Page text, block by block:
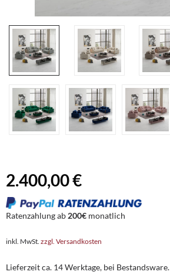
2.400,00 €
Ratenzahlung ab 200€ monatlich
inkl. MwSt. zzgl. Versandkosten
Lieferzeit ca. 14 Werktage, bei Bestandsware.